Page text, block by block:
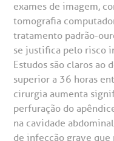
exames de imagem,
tomografia
tratamento padrão-
se justifica pelo risco
Estudos são claros ao
superior a 36 horas
cirurgia aumenta
perfuração do
na cavidade
de infecção grave que